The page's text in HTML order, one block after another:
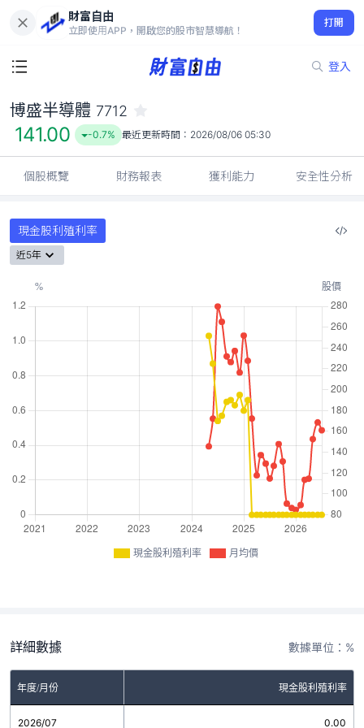
財富自由
立即使用APP，開啟您的股市智慧導航！
打開
登入
141.00
-0.7%
博盛半導體 7712
141.00 -0.7% 最近更新時間： 2026/08/06 05:30
個股概覽 財務報表 獲利能力 安全性分析
現金股利殖利率
近5年
現金股利殖利率 月均價
詳細數據 數據單位：%
年度/月份 現金股利殖利率
2026/07 0.00